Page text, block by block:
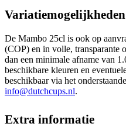
Variatiemogelijkheden
De Mambo 25cl is ook op
(COP) en in volle, transparante
dan een minimale afname van
beschikbare kleuren en
beschikbaar via het
info@dutchcups.nl.
Extra informatie